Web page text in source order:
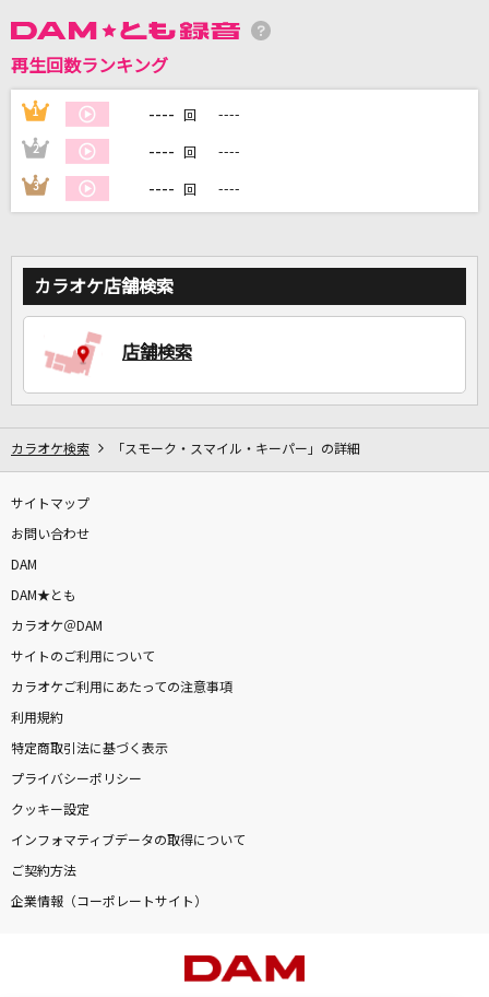
再生回数ランキング
1 ---- 回 ----
2 ---- 回 ----
3 ---- 回 ----
カラオケ店舗検索
店舗検索
カラオケ検索 「スモーク・スマイル・キーパー」の詳細
サイトマップ
お問い合わせ
DAM
DAM★とも
カラオケ＠DAM
サイトのご利用について
カラオケご利用にあたっての注意事項
利用規約
特定商取引法に基づく表示
プライバシーポリシー
クッキー設定
インフォマティブデータの取得について
ご契約方法
企業情報（コーポレートサイト）